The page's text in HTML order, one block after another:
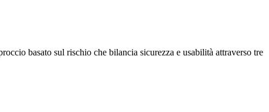
basato sul rischio che bilancia sicurezza e usabilità attraverso tre